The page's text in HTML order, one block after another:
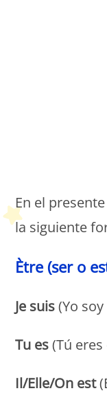
En el
la siguiente
Ètre (ser o
Je suis(Yo
Tu es(Tú
Il/Elle/On est